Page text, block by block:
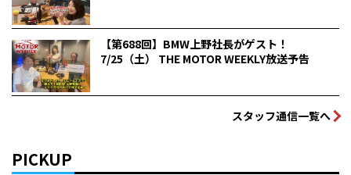
【第688回】BMW上野社長がゲスト！
7/25（土） THE MOTOR WEEKLY放送予告
スタッフ通信一覧へ
PICKUP